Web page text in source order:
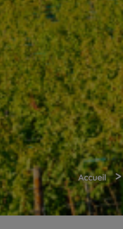
Accueil >